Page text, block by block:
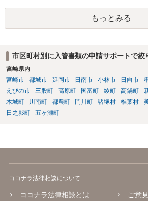
もっとみる
市区町村別に入管書類の申請サポートで絞
宮崎県内
宮崎市
都城市 延岡市 日南市 小林市 日向市
えびの市
三股町 高原町 国富町 綾町 高鍋町
木城町
川南町 都農町 門川町 諸塚村 椎葉村
日之影町
五ヶ瀬町
ココナラ法律相談について
ココナラ法律相談とは ご意